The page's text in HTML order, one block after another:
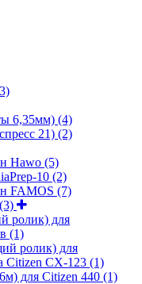
6,35мм) (4)
21) (2)
Hawo (5)
10 (2)
FAMOS (7)
(3)
ролик) для
(1)
ролик) для
Citizen CX-123 (1)
для Citizen 440 (1)